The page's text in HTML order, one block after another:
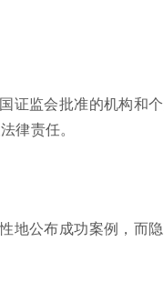
证监会批准的机构和
律责任。
地公布成功案例，而